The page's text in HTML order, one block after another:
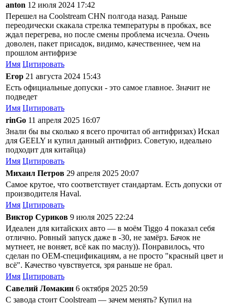
anton 12 июля 2024 17:42
Перешел на Coolstream CHN полгода назад. Раньше
переодически скакала стрелка температуры в пробках, все
ждал перегрева, но после смены проблема исчезла. Очень
доволен, пакет присадок, видимо, качественнее, чем на
прошлом антифризе
Имя Цитировать
Егор 21 августа 2024 15:43
Есть официальные допуски - это самое главное. Значит не
подведет
Имя Цитировать
rinGo 11 апреля 2025 16:07
Знали бы вы сколько я всего прочитал об антифризах) Искал
для GEELY и купил данный антифриз. Советую, идеально
подходит для китайца)
Имя Цитировать
Михаил Петров 29 апреля 2025 20:07
Самое крутое, что соответствует стандартам. Есть допуски от
производителя Haval.
Имя Цитировать
Виктор Суриков 9 июля 2025 22:24
Идеален для китайских авто — в моём Tiggo 4 показал себя
отлично. Ровный запуск даже в -30, не замёрз. Бачок не
мутнеет, не воняет, всё как по маслу)). Понравилось, что
сделан по OEM-спецификациям, а не просто "красный цвет и
всё". Качество чувствуется, зря раньше не брал.
Имя Цитировать
Савелий Ломакин 6 октября 2025 20:59
С завода стоит Coolstream — зачем менять? Купил на